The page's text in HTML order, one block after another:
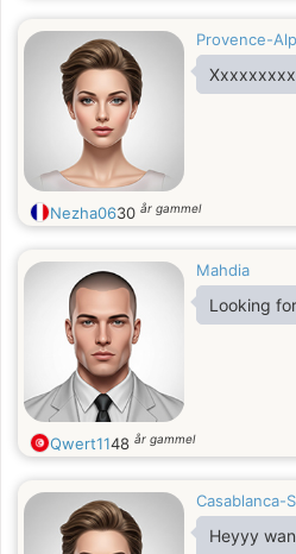
Provence-
Nezha0630 år gammel
Mahdia
Looking
Qwert1148 år gammel
Casablanca-
Heyyy